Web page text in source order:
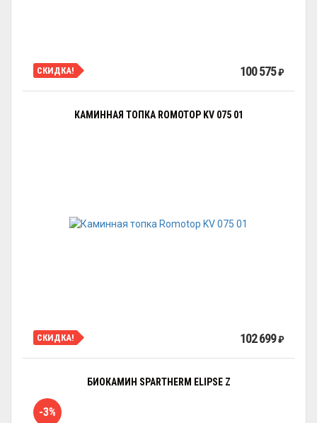
СКИДКА! 100 575₽
КАМИННАЯ ТОПКА ROMOTOP KV 075 01
СКИДКА! 102 699₽
БИОКАМИН SPARTHERM ELIPSE Z
-3%